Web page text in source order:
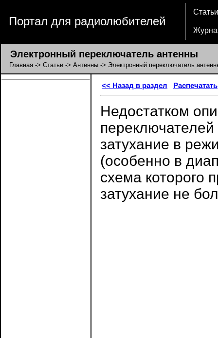
Портал для радиолюбителей
Статьи
Электронный переключатель антенны
Главная -> Статьи -> Антенны -> Электронный переключатель
<< Назад в раздел Распечатать
Недостатком
затухание в
(особенно в
схема которого
затухание не